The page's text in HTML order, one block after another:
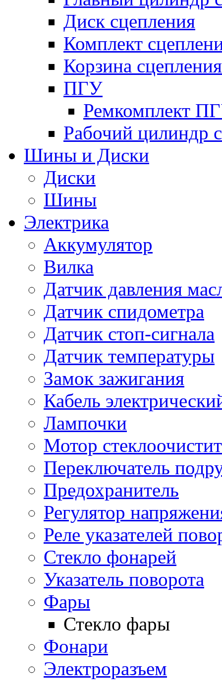
Диск сцепления
Комплект
Корзина сцепления
ПГУ
Ремкомплект
Рабочий цилиндр
Шины и Диски
Диски
Шины
Электрика
Аккумулятор
Вилка
Датчик давления
Датчик спидометра
Датчик стоп-сигнала
Датчик температуры
Замок зажигания
Кабель
Лампочки
Мотор
Переключатель
Предохранитель
Регулятор
Реле указателей
Стекло фонарей
Указатель поворота
Фары
Стекло фары
Фонари
Электроразъем